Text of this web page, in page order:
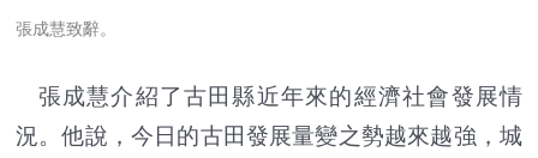
張成慧致辭。
張成慧介紹了古田縣近年來的經濟社會發展情
況。他說，今日的古田發展量變之勢越來越強，城